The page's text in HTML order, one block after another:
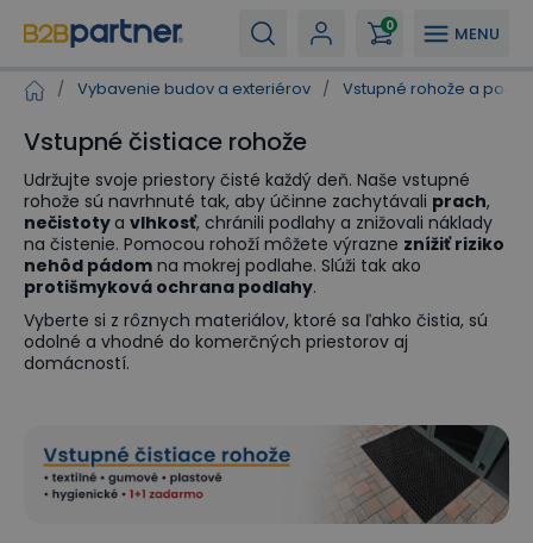
MENU
0
/ Vybavenie budov a exteriérov / Vstupné rohože a
Vstupné čistiace rohože
Udržujte svoje priestory čisté každý deň. Naše vstupné
rohože sú navrhnuté tak, aby účinne zachytávali prach,
nečistotya vlhkosť, chránili podlahy a znižovali náklady
na čistenie. Pomocou rohoží môžete výrazne znížiť riziko
nehôd pádom na mokrej podlahe. Slúži tak ako
protišmyková ochrana podlahy.
Vyberte si z rôznych materiálov, ktoré sa ľahko čistia, sú
odolné a vhodné do komerčných priestorov aj
domácností.